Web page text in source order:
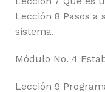
Lección 8 Pasos
sistema.
Módulo No. 4
Lección 9